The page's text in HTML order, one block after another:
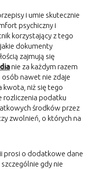
i umie skutecznie
psychiczny i
korzystający z tego
dokumenty
zajmują się
nie za każdym razem
nawet nie zdaje
kwota, niż się tego
rozliczenia podatku
środków przez
zwolnień, o których na
prosi o dodatkowe dane
gdy nie